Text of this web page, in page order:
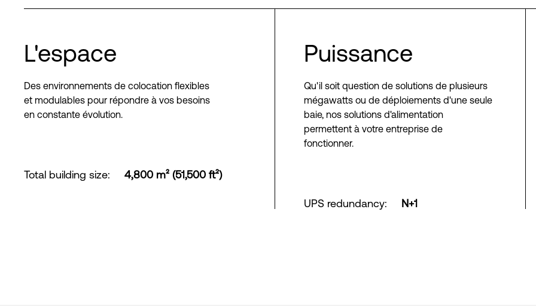
L'espace
Des environnements de colocation flexibles
et modulables pour répondre à vos besoins
en constante évolution.
Total building size: 4,800 m² (51,500 ft²)
Puissance
Qu'il soit question de solutions de plusieurs
mégawatts ou de déploiements d'une seule
baie, nos solutions d'alimentation
permettent à votre entreprise de
fonctionner.
UPS redundancy: N+1